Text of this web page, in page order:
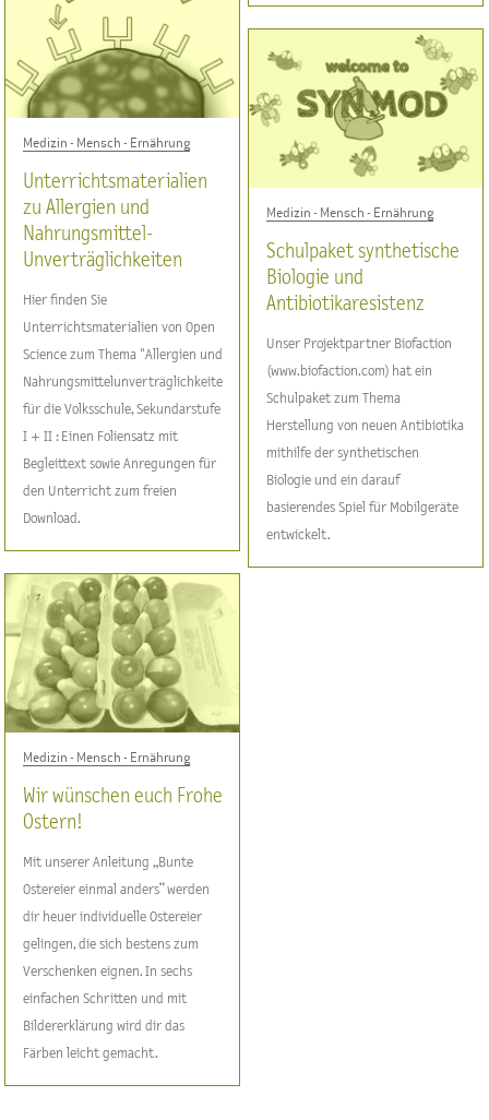
Medizin - Mensch - Ernährung
Unterrichtsmaterialien
zu Allergien und
Nahrungsmittel-
Unverträglichkeiten
Hier finden Sie
Unterrichtsmaterialien von Open
Science zum Thema "Allergien und
Nahrungsmittelunverträglichkeiten"
für die Volksschule, Sekundarstufe
I + II : Einen Foliensatz mit
Begleittext sowie Anregungen für
den Unterricht zum freien
Download.
Medizin - Mensch - Ernährung
Schulpaket synthetische
Biologie und
Antibiotikaresistenz
Unser Projektpartner Biofaction
(www.biofaction.com) hat ein
Schulpaket zum Thema
Herstellung von neuen Antibiotika
mithilfe der synthetischen
Biologie und ein darauf
basierendes Spiel für Mobilgeräte
entwickelt.
Medizin - Mensch - Ernährung
Wir wünschen euch Frohe
Ostern!
Mit unserer Anleitung „Bunte
Ostereier einmal anders“ werden
dir heuer individuelle Ostereier
gelingen, die sich bestens zum
Verschenken eignen. In sechs
einfachen Schritten und mit
Bildererklärung wird dir das
Färben leicht gemacht.